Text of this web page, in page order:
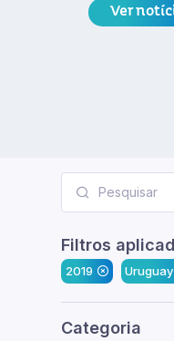
Filtros